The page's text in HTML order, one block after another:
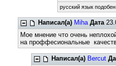
русский язык
Написал(а) Miha Дата
Мое мнение что очень
на проффесиональные
Написал(а) Bercut